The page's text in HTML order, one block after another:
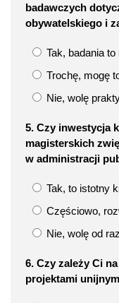
badawczych
obywatelskiego i
Tak, badania
Trochę, mogę
Nie, wolę
5. Czy inwestycja
magisterskich
w administracji
Tak, to istotny
Częściowo,
Nie, wolę od
6. Czy zależy Ci
projektami